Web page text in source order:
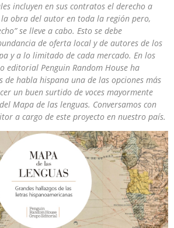
incluyen en sus contratos el derecho a
obra del autor en toda la región pero,
se lleve a cabo. Esto se debe
de oferta local y de autores de los
y a lo limitado de cada mercado. En los
editorial Penguin Random House ha
de habla hispana una de las opciones más
un buen surtido de voces mayormente
Mapa de las lenguas. Conversamos con
a cargo de este proyecto en nuestro país.